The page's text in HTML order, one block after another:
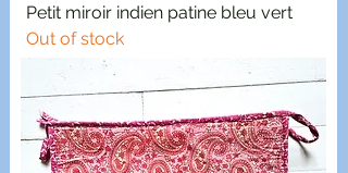
Petit miroir indien patine bleu vert
Out of stock